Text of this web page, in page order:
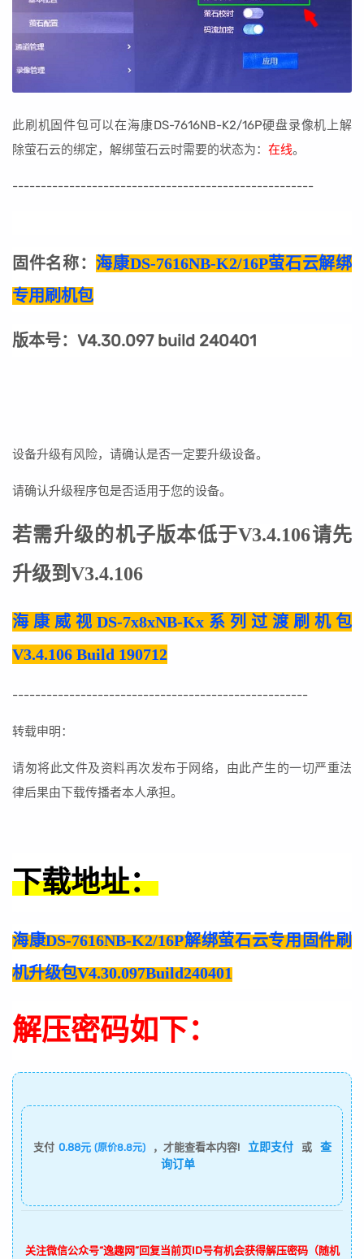
此刷机固件包可以在海康DS-7616NB-K2/16P硬盘录像机上解
除萤石云的绑定，解绑萤石云时需要的状态为： 在线。
-----------------------------------------------------
固件名称：海康DS-7616NB-K2/16P萤石云解绑
专用刷机包
版本号：V4.30.097 build 240401
设备升级有风险，请确认是否一定要升级设备。
请确认升级程序包是否适用于您的设备。
若需升级的机子版本低于V3.4.106请先
升级到 V3.4.106
海康威视DS-7x8xNB-Kx系列过渡刷机包
V3.4.106 Build 190712
----------------------------------------------------
转载申明：
请匆将此文件及资料再次发布于网络，由此产生的一切严重法
律后果由下载传播者本人承担。
下载地址：
海康DS-7616NB-K2/16P解绑萤石云专用固件刷
机升级包V4.30.097Build240401
解压密码如下：
支付 0.88元 (原价8.8元) ，才能查看本内容! 立即支付 或
查
询订单
关注微信公众号“逸趣网”回复当前页ID号有机会获得解压密码（随机